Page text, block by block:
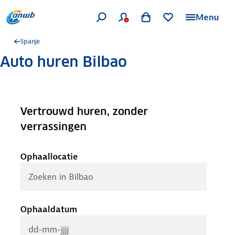
Menu
Spanje
Auto huren Bilbao
Vertrouwd huren, zonder
verrassingen
Ophaallocatie
Ophaaldatum